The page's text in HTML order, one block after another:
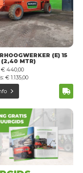
(E) 15
(2,40 MTR)
€ 440,00
€ 1.135,00